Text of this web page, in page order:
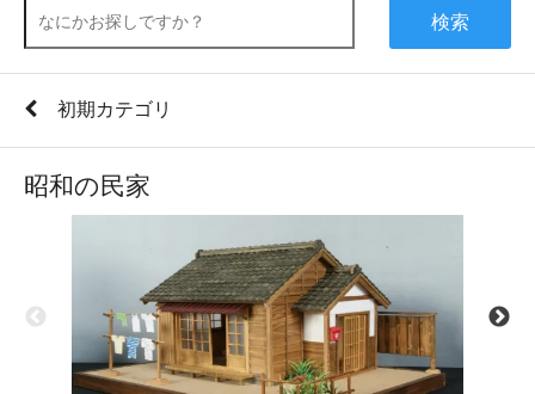
検索
初期カテゴリ
昭和の民家